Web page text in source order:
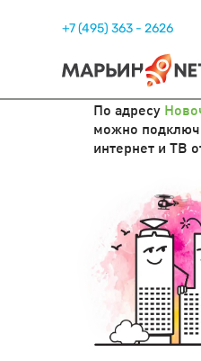
+7 (495) 363 - 2626
По адресу
можно
интернет и ТВ